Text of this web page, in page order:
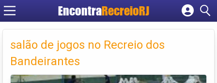
EncontraRecreioRJ
Cadastrar empresa
Criar conta
salão de jogos no Recreio dos
Bandeirantes